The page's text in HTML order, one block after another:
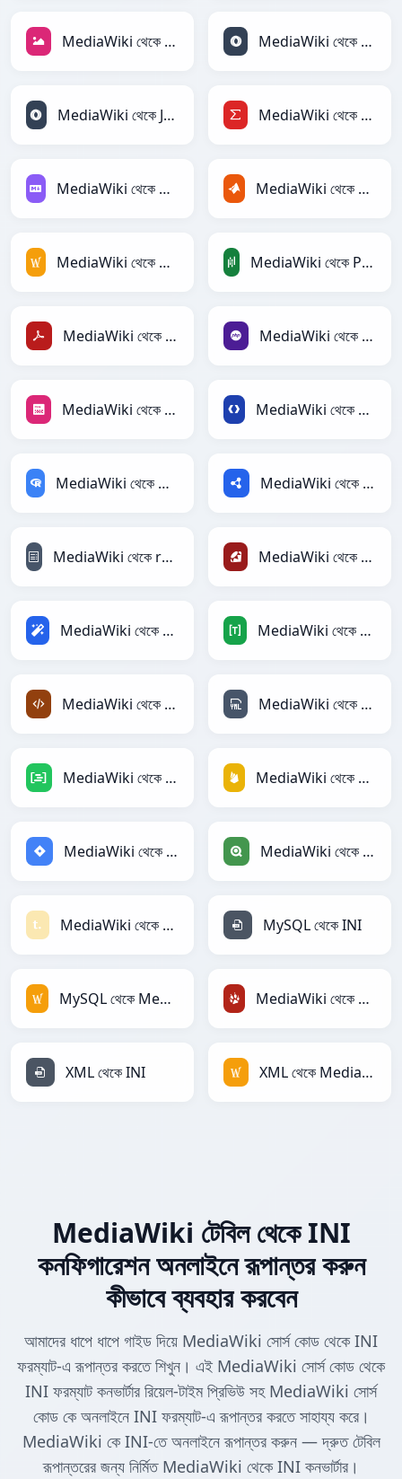
MediaWiki থেকে JPEG MediaWiki থেকে JSON
MediaWiki থেকে JSONLines MediaWiki থেকে LaTeX
MediaWiki থেকে Markdown MediaWiki থেকে MATLAB
MediaWiki থেকে MediaWiki MediaWiki থেকে PandasDataFrame
MediaWiki থেকে PDF MediaWiki থেকে PHP
MediaWiki থেকে PNG MediaWiki থেকে Protobuf
MediaWiki থেকে RDataFrame MediaWiki থেকে RDF
MediaWiki থেকে reStructuredText MediaWiki থেকে Ruby
MediaWiki থেকে Magic MediaWiki থেকে TOML
MediaWiki থেকে XML MediaWiki থেকে YAML
MediaWiki থেকে DAX MediaWiki থেকে Firebase
MediaWiki থেকে Jira MediaWiki থেকে Qlik
MediaWiki থেকে Textile MySQL থেকে INI
MySQL থেকে MediaWiki MediaWiki থেকে TracWiki
XML থেকে INI XML থেকে MediaWiki
MediaWiki টেবিল থেকে INI
কনফিগারেশন অনলাইনে রূপান্তর করুন
কীভাবে ব্যবহার করবেন
আমাদের ধাপে ধাপে গাইড দিয়ে MediaWiki সোর্স কোড থেকে INI
ফরম্যাট-এ রূপান্তর করতে শিখুন। এই MediaWiki সোর্স কোড থেকে
INI ফরম্যাট কনভার্টার রিয়েল-টাইম প্রিভিউ সহ MediaWiki সোর্স
কোড কে অনলাইনে INI ফরম্যাট-এ রূপান্তর করতে সাহায্য করে।
MediaWiki কে INI-তে অনলাইনে রূপান্তর করুন — দ্রুত টেবিল
রূপান্তরের জন্য নির্মিত MediaWiki থেকে INI কনভার্টার।